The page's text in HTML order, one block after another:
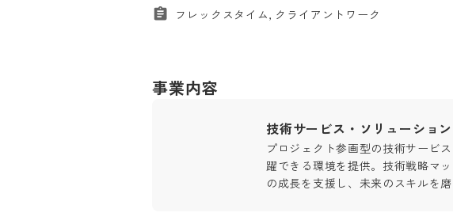
フレックスタイム, クライアントワーク
事業内容
技術サービス・ソリューショ
プロジェクト参画型の技術サービ
躍できる環境を提供。技術戦略マ
の成長を支援し、未来のスキルを磨